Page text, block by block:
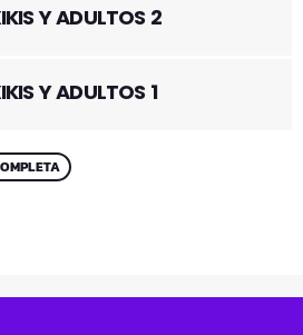
Y ADULTOS 1
Y ADULTOS 2